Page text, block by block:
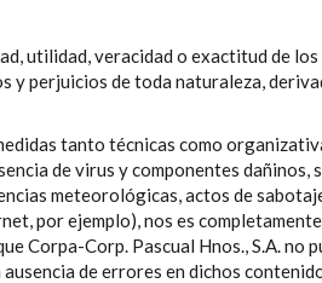
utilidad, veracidad o exactitud de
perjuicios de toda naturaleza,
tanto técnicas como
de virus y componentes
meteorológicas, actos de
por ejemplo), nos es
Corp. Pascual Hnos., S.A. no
de errores en dichos